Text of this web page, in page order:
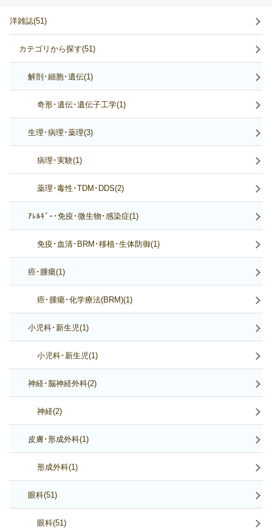
洋雑誌(51)
カテゴリから探す(51)
解剖･細胞･遺伝(1)
奇形･遺伝･遺伝子工学(1)
生理･病理･薬理(3)
病理･実験(1)
薬理･毒性･TDM･DDS(2)
ｱﾚﾙｷﾞｰ･免疫･微生物･感染症(1)
免疫･血清･BRM･移植･生体防御(1)
癌･腫瘍(1)
癌･腫瘍･化学療法(BRM)(1)
小児科･新生児(1)
小児科･新生児(1)
神経･脳神経外科(2)
神経(2)
皮膚･形成外科(1)
形成外科(1)
眼科(51)
眼科(51)